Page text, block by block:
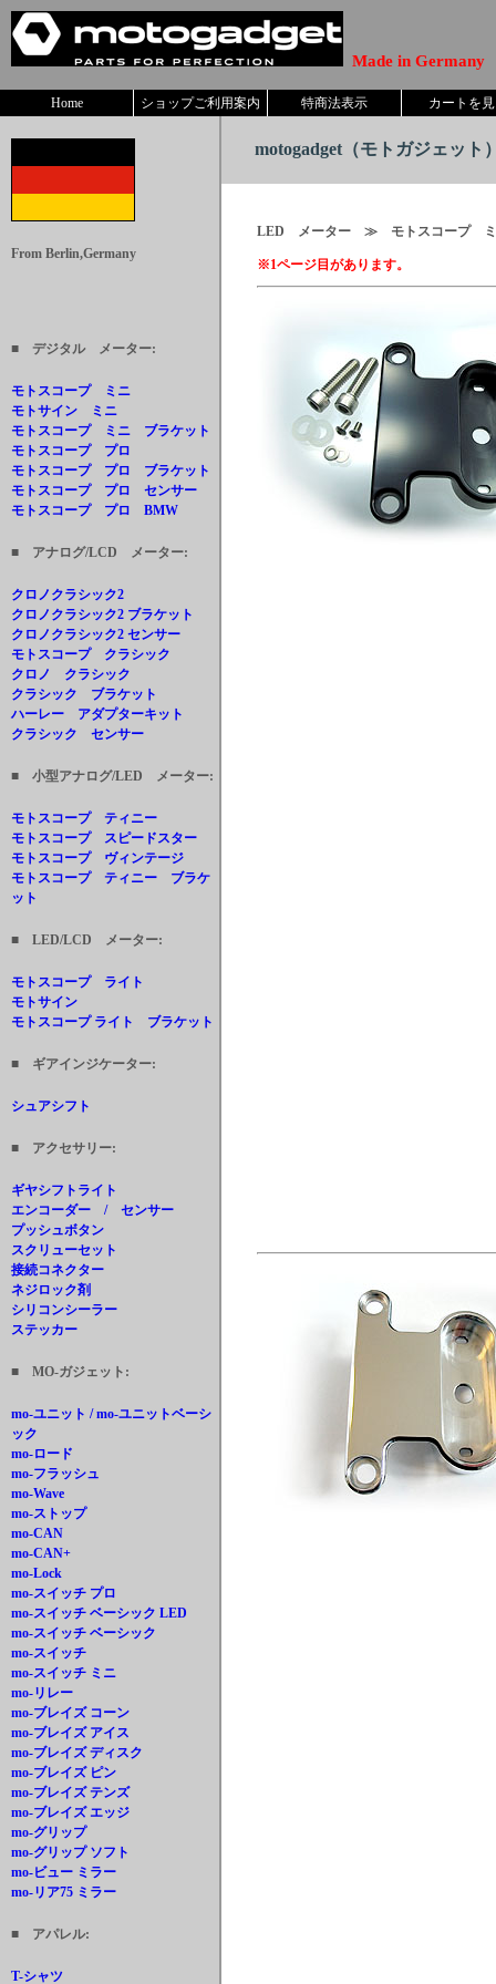
Made in Germany
Home ショップご利用案内 特商法表示 カートを
From Berlin,Germany
■ デジタル メーター:
モトスコープ ミニ
モトサイン ミニ
モトスコープ ミニ ブラケット
モトスコープ プロ
モトスコープ プロ ブラケット
モトスコープ プロ センサー
モトスコープ プロ BMW
■ アナログ/LCD メーター:
クロノクラシック2
クロノクラシック2 ブラケット
クロノクラシック2 センサー
モトスコープ クラシック
クロノ クラシック
クラシック ブラケット
ハーレー アダプターキット
クラシック センサー
■ 小型アナログ/LED メーター:
モトスコープ ティニー
モトスコープ スピードスター
モトスコープ ヴィンテージ
モトスコープ ティニー ブラケ
ット
■ LED/LCD メーター:
モトスコープ ライト
モトサイン
モトスコープ ライト ブラケット
■ ギアインジケーター:
シュアシフト
■ アクセサリー:
ギヤシフトライト
エンコーダー / センサー
プッシュボタン
スクリューセット
接続コネクター
ネジロック剤
シリコンシーラー
ステッカー
■ MO-ガジェット:
mo-ユニット / mo-ユニットベーシ
ック
mo-ロード
mo-フラッシュ
mo-Wave
mo-ストップ
mo-CAN
mo-CAN+
mo-Lock
mo-スイッチ プロ
mo-スイッチ ベーシック LED
mo-スイッチ ベーシック
mo-スイッチ
mo-スイッチ ミニ
mo-リレー
mo-ブレイズ コーン
mo-ブレイズ アイス
mo-ブレイズ ディスク
mo-ブレイズ ピン
mo-ブレイズ テンズ
mo-ブレイズ エッジ
mo-グリップ
mo-グリップ ソフト
mo-ビュー ミラー
mo-リア75 ミラー
■ アパレル:
T-シャツ
motogadget （モトガジェッ
LED メーター ≫ モトスコ
※1ページ目があります。